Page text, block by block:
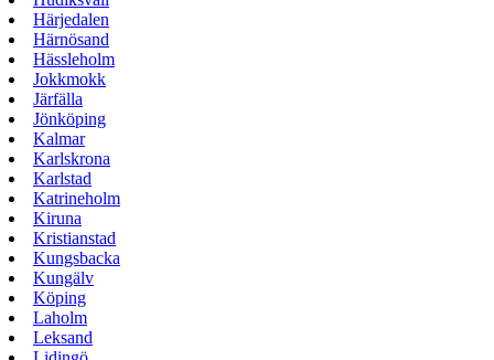
Härjedalen
Härnösand
Hässleholm
Jokkmokk
Järfälla
Jönköping
Kalmar
Karlskrona
Karlstad
Katrineholm
Kiruna
Kristianstad
Kungsbacka
Kungälv
Köping
Laholm
Leksand